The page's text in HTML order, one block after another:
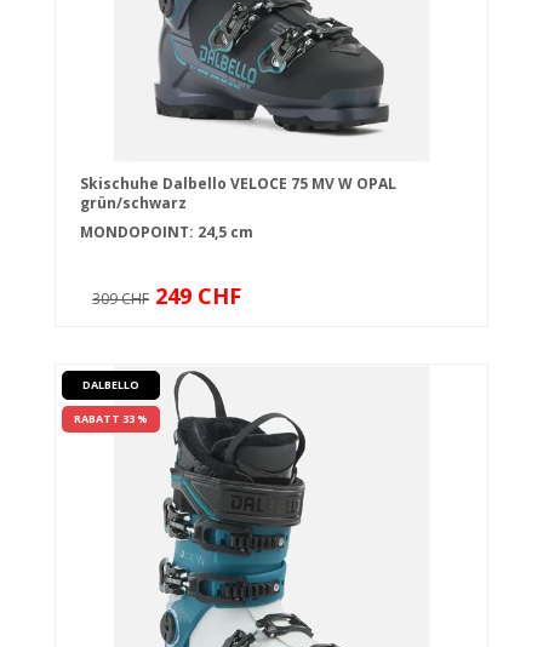
Skischuhe Dalbello VELOCE 75 MV W OPAL
grün/schwarz
MONDOPOINT: 24,5 cm
309 CHF 249 CHF
DALBELLO
RABATT 33 %